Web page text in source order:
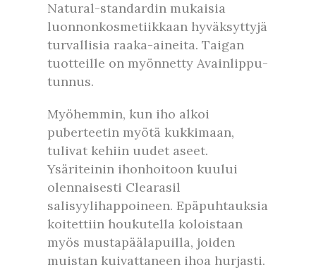
Natural-standardin mukaisia
luonnonkosmetiikkaan hyväksyttyjä
turvallisia raaka-aineita. Taigan
tuotteille on myönnetty Avainlippu-
tunnus.
Myöhemmin, kun iho alkoi
puberteetin myötä kukkimaan,
tulivat kehiin uudet aseet.
Ysäriteinin ihonhoitoon kuului
olennaisesti Clearasil
salisyylihappoineen. Epäpuhtauksia
koitettiin houkutella koloistaan
myös mustapäälapuilla, joiden
muistan kuivattaneen ihoa hurjasti.